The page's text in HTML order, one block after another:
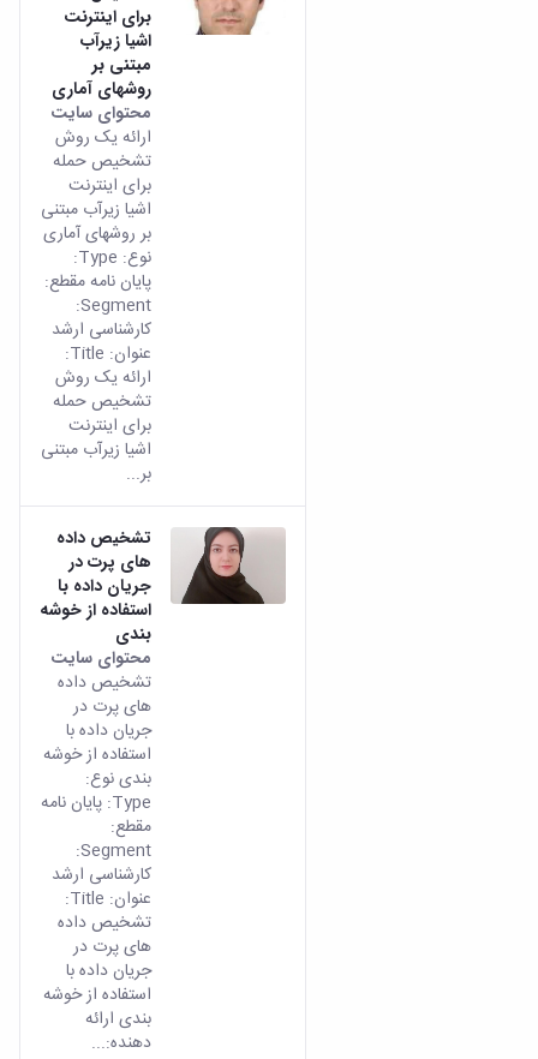
برای اینترنت
اشیا زیرآب
مبتنی بر
روشهای آماری
محتوای سایت
ارائه یک روش
تشخیص حمله
برای اینترنت
اشیا زیرآب مبتنی
بر روشهای آماری
نوع: Type:
پایان نامه مقطع:
Segment:
کارشناسی ارشد
عنوان: Title:
ارائه یک روش
تشخیص حمله
برای اینترنت
اشیا زیرآب مبتنی
بر...
تشخیص داده
های پرت در
جریان داده با
استفاده از خوشه
بندی
محتوای سایت
تشخیص داده
های پرت در
جریان داده با
استفاده از خوشه
بندی نوع:
Type: پایان نامه
مقطع:
Segment:
کارشناسی ارشد
عنوان: Title:
تشخیص داده
های پرت در
جریان داده با
استفاده از خوشه
بندی ارائه
دهنده:...